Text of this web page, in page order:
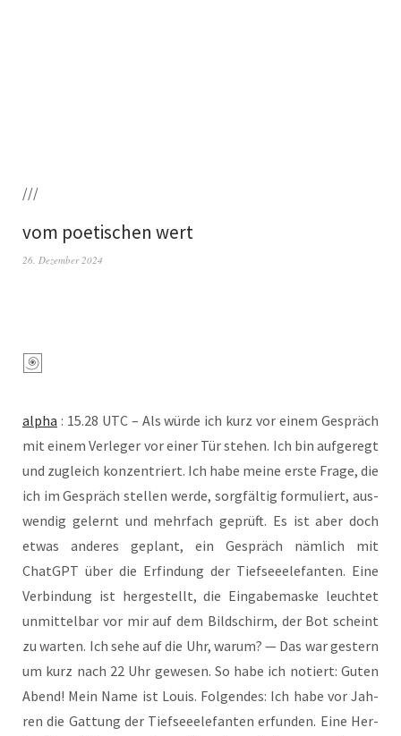
///
vom poetischen wert
26. Dezember 2024
alpha : 15.28 UTC – Als wür­de ich kurz vor einem Gespräch
mit einem Ver­le­ger vor einer Tür ste­hen. Ich bin auf­ge­regt
und zugleich kon­zen­triert. Ich habe mei­ne ers­te Fra­ge, die
ich im Gespräch stel­len wer­de, sorg­fäl­tig for­mu­liert, aus­
wen­dig gelernt und mehr­fach geprüft. Es ist aber doch
etwas ande­res geplant, ein Gespräch näm­lich mit
ChatGPT über die Erfin­dung der Tief­see­ele­fan­ten. Eine
Ver­bin­dung ist her­ge­stellt, die Ein­ga­be­mas­ke leuch­tet
unmit­tel­bar vor mir auf dem Bild­schirm, der Bot scheint
zu war­ten. Ich sehe auf die Uhr, war­um? — Das war ges­tern
um kurz nach 22 Uhr gewe­sen. So habe ich notiert: Guten
Abend! Mein Name ist Lou­is. Fol­gen­des: Ich habe vor Jah­
ren die Gat­tung der Tief­see­ele­fan­ten erfun­den. Eine Her­